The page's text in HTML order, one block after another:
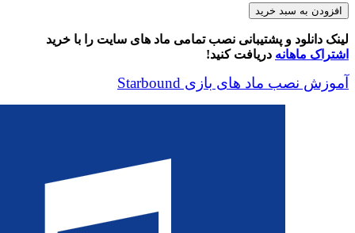
Frackin'
Music
عدد
افزودن به سبد خرید
لینک دانلود و پشتیبانی نصب تمامی ماد های سایت را با خرید
اشتراک ماهانه دریافت کنید!
آموزش نصب ماد های بازی Starbound